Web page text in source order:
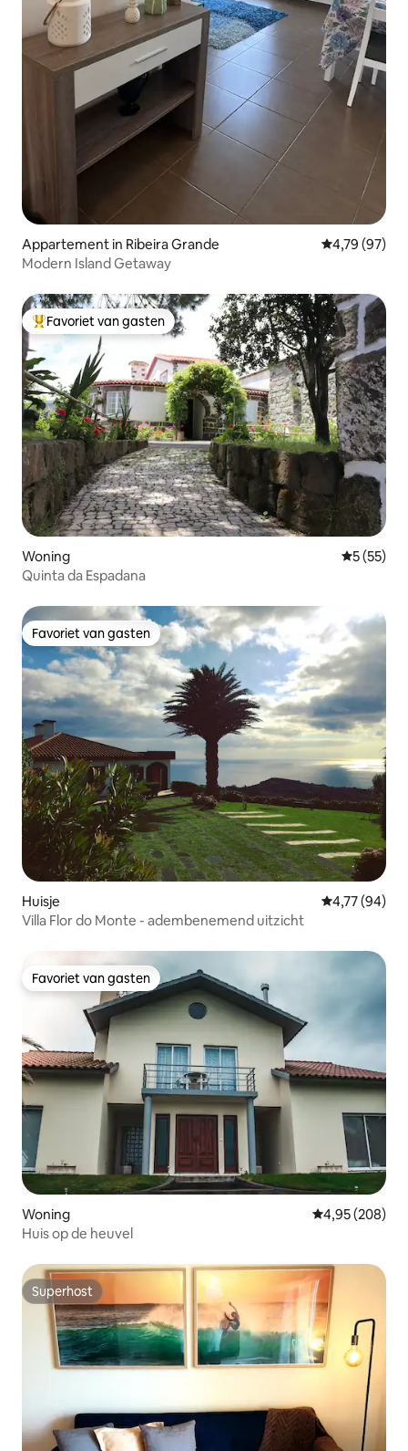
Appartement in Ribeira Grande Gemiddelde
4,79 (97)
Modern Island Getaway
Topfavoriet van gasten
Favoriet van gasten
Woning
5 (55)
Quinta da Espadana
Favoriet van gasten
Favoriet van gasten
Huisje Gemiddelde
4,77 (94)
Villa Flor do Monte - adembenemend uitzicht
Favoriet van gasten
Favoriet van gasten
Woning Gemiddelde
4,95 (208)
Huis op de heuvel
Superhost
Superhost